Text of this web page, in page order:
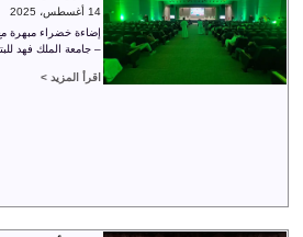
14 أغسطس، 2025
إضاءة خضراء مبهرة
– جامعة الملك فهد
اقرأ المزيد >